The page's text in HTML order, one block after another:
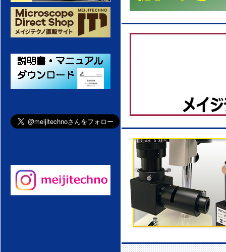
デモ機の貸出 ご相談ください